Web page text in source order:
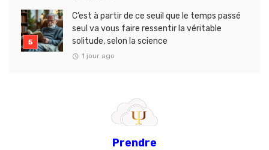
C’est à partir de ce seuil que le temps passé
seul va vous faire ressentir la véritable
solitude, selon la science
1 jour ago
Prendre